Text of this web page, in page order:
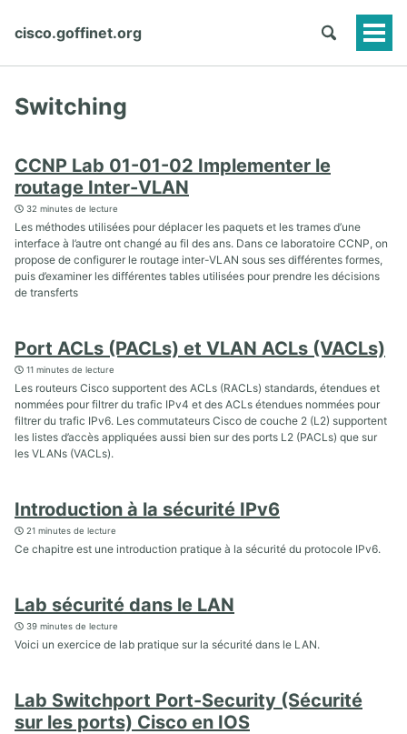
cisco.goffinet.org
Switching
CCNP Lab 01-01-02 Implementer le
routage Inter-VLAN
32 minutes de lecture
Les méthodes utilisées pour déplacer les paquets et les trames d’une
interface à l’autre ont changé au fil des ans. Dans ce laboratoire CCNP, on
propose de configurer le routage inter-VLAN sous ses différentes formes,
puis d’examiner les différentes tables utilisées pour prendre les décisions
de transferts
Port ACLs (PACLs) et VLAN ACLs (VACLs)
11 minutes de lecture
Les routeurs Cisco supportent des ACLs (RACLs) standards, étendues et
nommées pour filtrer du trafic IPv4 et des ACLs étendues nommées pour
filtrer du trafic IPv6. Les commutateurs Cisco de couche 2 (L2) supportent
les listes d’accès appliquées aussi bien sur des ports L2 (PACLs) que sur
les VLANs (VACLs).
Introduction à la sécurité IPv6
21 minutes de lecture
Ce chapitre est une introduction pratique à la sécurité du protocole IPv6.
Lab sécurité dans le LAN
39 minutes de lecture
Voici un exercice de lab pratique sur la sécurité dans le LAN.
Lab Switchport Port-Security (Sécurité
sur les ports) Cisco en IOS